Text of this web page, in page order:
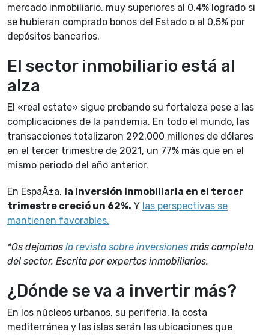
mercado inmobiliario, muy superiores al 0,4% logrado si
se hubieran comprado bonos del Estado o al 0,5% por
depósitos bancarios.
El sector inmobiliario está al
alza
El «real estate» sigue probando su fortaleza pese a las
complicaciones de la pandemia. En todo el mundo, las
transacciones totalizaron 292.000 millones de dólares
en el tercer trimestre de 2021, un 77% más que en el
mismo periodo del año anterior.
En EspaÃ±a, la inversión inmobiliaria en el tercer
trimestre creció un 62%. Y las perspectivas se
mantienen favorables.
*Os dejamos la revista sobre inversiones más completa
del sector. Escrita por expertos inmobiliarios.
¿Dónde se va a invertir más?
En los núcleos urbanos, su periferia, la costa
mediterránea y las islas serán las ubicaciones que